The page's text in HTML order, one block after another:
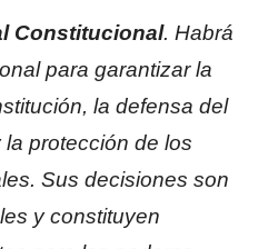
Constitucional. Habrá
para garantizar la
la defensa del
protección de los
Sus decisiones son
y constituyen